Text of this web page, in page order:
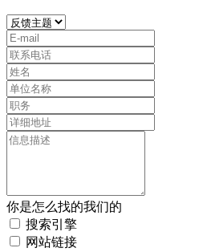
你是怎么找的我们的
搜索引擎
网站链接